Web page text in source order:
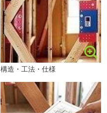
構造・工法・仕様